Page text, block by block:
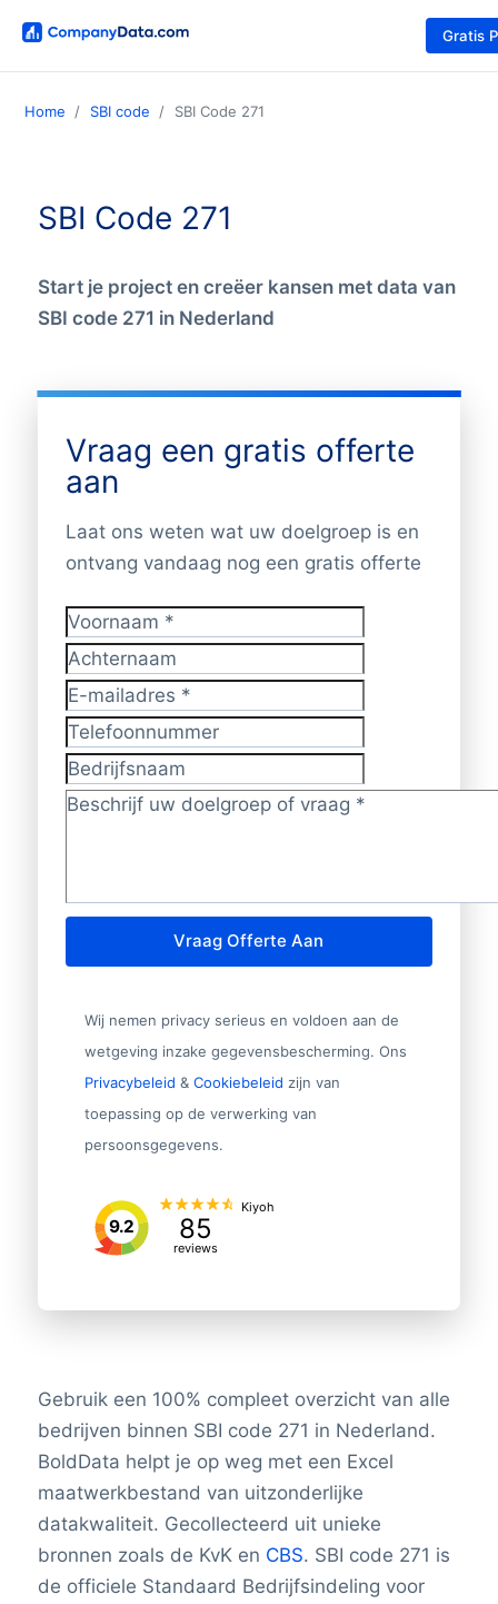
Gratis
Home SBI code SBI Code 271
SBI Code 271
Start je project en creëer kansen met data van
SBI code 271 in Nederland
Vraag een gratis offerte
aan
Laat ons weten wat uw doelgroep is en
ontvang vandaag nog een gratis offerte
Voornaam*
Achternaam
E-mailadres*
Telefoonnummer
Bedrijfsnaam
Doelgroep/vraag?
*
Vraag Offerte Aan
Wij nemen privacy serieus en voldoen aan de
wetgeving inzake gegevensbescherming. Ons
Privacybeleid & Cookiebeleid zijn van
toepassing op de verwerking van
persoonsgegevens.
9.2 85
reviews
Kiyoh
Gebruik een 100% compleet overzicht van alle
bedrijven binnen SBI code 271 in Nederland.
BoldData helpt je op weg met een Excel
maatwerkbestand van uitzonderlijke
datakwaliteit. Gecollecteerd uit unieke
bronnen zoals de KvK en CBS. SBI code 271 is
de officiele Standaard Bedrijfsindeling voor